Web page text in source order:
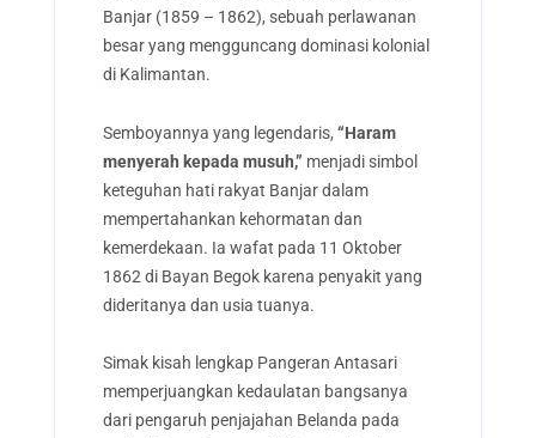
Banjar (1859 – 1862), sebuah perlawanan
besar yang mengguncang dominasi kolonial
di Kalimantan.
Semboyannya yang legendaris, “Haram
menyerah kepada musuh,” menjadi simbol
keteguhan hati rakyat Banjar dalam
mempertahankan kehormatan dan
kemerdekaan. Ia wafat pada 11 Oktober
1862 di Bayan Begok karena penyakit yang
dideritanya dan usia tuanya.
Simak kisah lengkap Pangeran Antasari
memperjuangkan kedaulatan bangsanya
dari pengaruh penjajahan Belanda pada